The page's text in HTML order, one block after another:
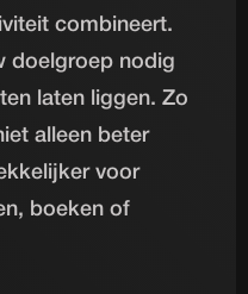
combineert.
doelgroep nodig
laten liggen. Zo
alleen beter
voor
boeken of